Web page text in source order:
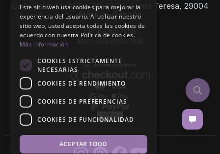
Calle Caleta de Velez 39-41 P.I. Santa Teresa, 29004
Málaga - España
CIF: B93657658
Este sitio web usa cookies para mejorar la
experiencia del usuario. Al utilizar nuestro
sitio web, usted acepta todas las cookies de
acuerdo con nuestra Política de cookies.
Más información
COOKIES ESTRICTAMENTE
NECESARIAS
COOKIES DE RENDIMIENTO
COOKIES DE PREFERENCIAS
COOKIES DE FUNCIONALIDAD
ACEPTAR TODO